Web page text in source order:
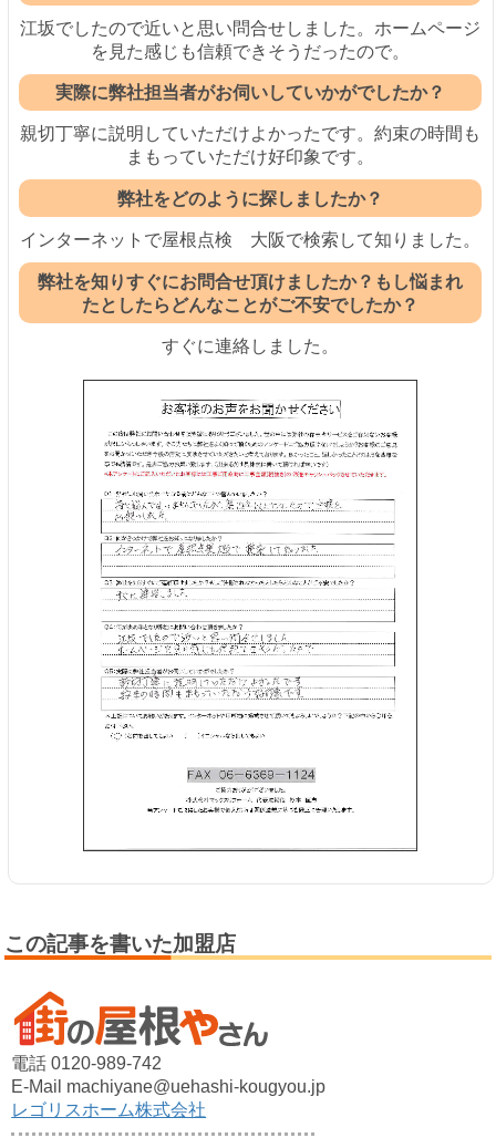
江坂でしたので近いと思い問合せしました。ホームページ
を見た感じも信頼できそうだったので。
実際に弊社担当者がお伺いしていかがでしたか？
親切丁寧に説明していただけよかったです。約束の時間も
まもっていただけ好印象です。
弊社をどのように探しましたか？
インターネットで屋根点検 大阪で検索して知りました。
弊社を知りすぐにお問合せ頂けましたか？もし悩まれ
たとしたらどんなことがご不安でしたか？
すぐに連絡しました。
この記事を書いた加盟店
電話 0120-989-742
E-Mail machiyane@uehashi-kougyou.jp
レゴリスホーム株式会社